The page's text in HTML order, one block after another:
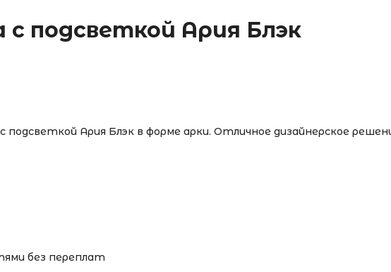
с подсветкой Ария Блэк
с подсветкой Ария Блэк в форме арки. Отличное дизайнерское
без переплат